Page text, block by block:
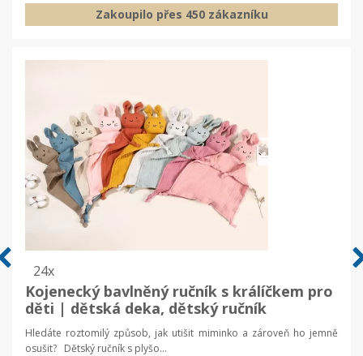
Zakoupilo přes 450 zákazníku
24x
Kojenecký bavlněný ručník s králíčkem pro
děti | dětská deka, dětský ručník
Hledáte roztomilý způsob, jak utišit miminko a zároveň ho jemně
osušit? Dětský ručník s plyšo...